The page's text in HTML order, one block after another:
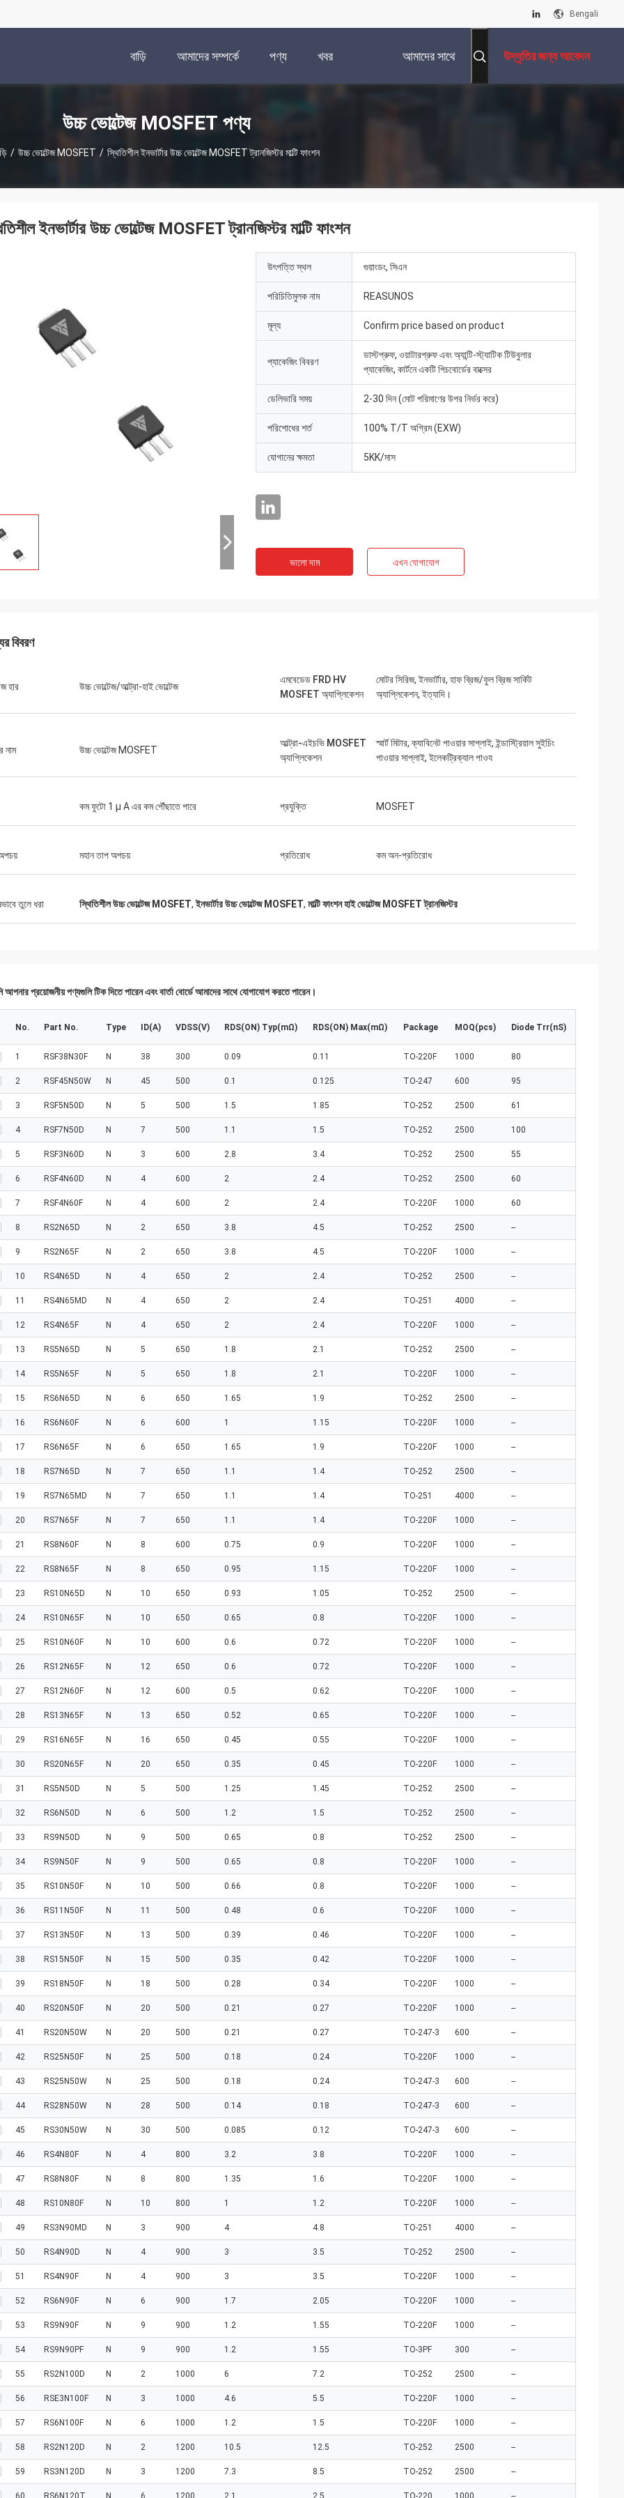
Bengali
বাড়ি আমাদের সম্পর্কে পণ্য খবর আমাদের সাথে উদ্ধৃতির জন্য আবেদন
উচ্চ ভোল্টেজ MOSFET পণ্য
/ উচ্চ ভোল্টেজ MOSFET / স্থিতিশীল ইনভার্টার উচ্চ ভোল্টেজ MOSFET ট্রানজিস্টর মাল্টি ফাংশন
ইনভার্টার উচ্চ ভোল্টেজ MOSFET ট্রানজিস্টর মাল্টি ফাংশন
উৎপত্তি স্থল গুয়াংডং, সিএন
পরিচিতিমুলক নাম REASUNOS
মূল্য Confirm price based on product
প্যাকেজিং বিবরণ
ডাস্টপ্রুফ, ওয়াটারপ্রুফ এবং অ্যান্টি-স্ট্যাটিক টিউবুলার
প্যাকেজিং, কার্টনে একটি পিচবোর্ডের বাক্সের
ডেলিভারি সময় 2-30 দিন (মোট পরিমাণের উপর নির্ভর করে)
পরিশোধের শর্ত 100% T/T অগ্রিম (EXW)
যোগানের ক্ষমতা 5KK/মাস
ভালো দাম এখন যোগাযোগ
বিবরণ
হার উচ্চ ভোল্টেজ/আল্ট্রা-হাই ভোল্টেজ
এমবেডেড FRD HV
MOSFET অ্যাপ্লিকেশন
মোটর সিরিজ, ইনভার্টার, হাফ ব্রিজ/ফুল ব্রিজ সার্কিট
অ্যাপ্লিকেশন, ইত্যাদি।
নাম উচ্চ ভোল্টেজ MOSFET
আল্ট্রা-এইচভি MOSFET
অ্যাপ্লিকেশন
স্মার্ট মিটার, ক্যাবিনেট পাওয়ার সাপ্লাই, ইন্ডাস্ট্রিয়াল সুইচিং
পাওয়ার সাপ্লাই, ইলেকট্রিক্যাল পাওয
কম ফুটো 1 µ A এর কম পৌঁছাতে পারে প্রযুক্তি MOSFET
মহান তাপ অপচয় প্রতিরোধ কম অন-প্রতিরোধ
তুলে ধরা স্থিতিশীল উচ্চ ভোল্টেজ MOSFET,ইনভার্টার উচ্চ ভোল্টেজ MOSFET, মাল্টি ফাংশন হাই ভোল্টেজ MOSFET ট্রানজিস্টর
প্রয়োজনীয় পণ্যগুলি টিক দিতে পারেন এবং বার্তা বোর্ডে আমাদের সাথে যোগাযোগ করতে পারেন।
No. Part No. Type ID(A) VDSS(V) RDS(ON) Typ(mΩ) RDS(ON) Max(mΩ) Package MOQ(pcs) Diode Trr(nS)
1 RSF38N30F N 38 300 0.09 0.11 TO-220F 1000 80
2 RSF45N50W N 45 500 0.1 0.125 TO-247 600 95
3 RSF5N50D N 5 500 1.5 1.85 TO-252 2500 61
4 RSF7N50D N 7 500 1.1 1.5 TO-252 2500 100
5 RSF3N60D N 3 600 2.8 3.4 TO-252 2500 55
6 RSF4N60D N 4 600 2 2.4 TO-252 2500 60
7 RSF4N60F N 4 600 2 2.4 TO-220F 1000 60
8 RS2N65D N 2 650 3.8 4.5 TO-252 2500 --
9 RS2N65F N 2 650 3.8 4.5 TO-220F 1000 --
10 RS4N65D N 4 650 2 2.4 TO-252 2500 --
11 RS4N65MD N 4 650 2 2.4 TO-251 4000 --
12 RS4N65F N 4 650 2 2.4 TO-220F 1000 --
13 RS5N65D N 5 650 1.8 2.1 TO-252 2500 --
14 RS5N65F N 5 650 1.8 2.1 TO-220F 1000 --
15 RS6N65D N 6 650 1.65 1.9 TO-252 2500 --
16 RS6N60F N 6 600 1 1.15 TO-220F 1000 --
17 RS6N65F N 6 650 1.65 1.9 TO-220F 1000 --
18 RS7N65D N 7 650 1.1 1.4 TO-252 2500 --
19 RS7N65MD N 7 650 1.1 1.4 TO-251 4000 --
20 RS7N65F N 7 650 1.1 1.4 TO-220F 1000 --
21 RS8N60F N 8 600 0.75 0.9 TO-220F 1000 --
22 RS8N65F N 8 650 0.95 1.15 TO-220F 1000 --
23 RS10N65D N 10 650 0.93 1.05 TO-252 2500 --
24 RS10N65F N 10 650 0.65 0.8 TO-220F 1000 --
25 RS10N60F N 10 600 0.6 0.72 TO-220F 1000 --
26 RS12N65F N 12 650 0.6 0.72 TO-220F 1000 --
27 RS12N60F N 12 600 0.5 0.62 TO-220F 1000 --
28 RS13N65F N 13 650 0.52 0.65 TO-220F 1000 --
29 RS16N65F N 16 650 0.45 0.55 TO-220F 1000 --
30 RS20N65F N 20 650 0.35 0.45 TO-220F 1000 --
31 RS5N50D N 5 500 1.25 1.45 TO-252 2500 --
32 RS6N50D N 6 500 1.2 1.5 TO-252 2500 --
33 RS9N50D N 9 500 0.65 0.8 TO-252 2500 --
34 RS9N50F N 9 500 0.65 0.8 TO-220F 1000 --
35 RS10N50F N 10 500 0.66 0.8 TO-220F 1000 --
36 RS11N50F N 11 500 0.48 0.6 TO-220F 1000 --
37 RS13N50F N 13 500 0.39 0.46 TO-220F 1000 --
38 RS15N50F N 15 500 0.35 0.42 TO-220F 1000 --
39 RS18N50F N 18 500 0.28 0.34 TO-220F 1000 --
40 RS20N50F N 20 500 0.21 0.27 TO-220F 1000 --
41 RS20N50W N 20 500 0.21 0.27 TO-247-3 600 --
42 RS25N50F N 25 500 0.18 0.24 TO-220F 1000 --
43 RS25N50W N 25 500 0.18 0.24 TO-247-3 600 --
44 RS28N50W N 28 500 0.14 0.18 TO-247-3 600 --
45 RS30N50W N 30 500 0.085 0.12 TO-247-3 600 --
46 RS4N80F N 4 800 3.2 3.8 TO-220F 1000 --
47 RS8N80F N 8 800 1.35 1.6 TO-220F 1000 --
48 RS10N80F N 10 800 1 1.2 TO-220F 1000 --
49 RS3N90MD N 3 900 4 4.8 TO-251 4000 --
50 RS4N90D N 4 900 3 3.5 TO-252 2500 --
51 RS4N90F N 4 900 3 3.5 TO-220F 1000 --
52 RS6N90F N 6 900 1.7 2.05 TO-220F 1000 --
53 RS9N90F N 9 900 1.2 1.55 TO-220F 1000 --
54 RS9N90PF N 9 900 1.2 1.55 TO-3PF 300 --
55 RS2N100D N 2 1000 6 7.2 TO-252 2500 --
56 RSE3N100F N 3 1000 4.6 5.5 TO-220F 1000 --
57 RS6N100F N 6 1000 1.2 1.5 TO-220F 1000 --
58 RS2N120D N 2 1200 10.5 12.5 TO-252 2500 --
59 RS3N120D N 3 1200 7.3 8.5 TO-252 2500 --
60 RS6N120T N 6 1200 2.1 2.5 TO-220 1000 --